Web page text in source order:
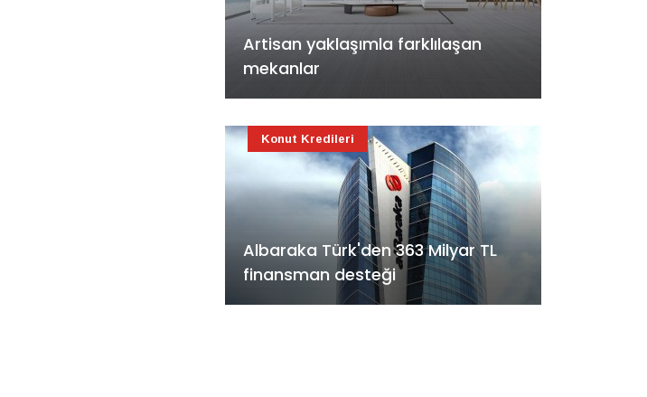
Artisan yaklaşımla farklılaşan
mekanlar
Albaraka Türk'den 363 Milyar TL
finansman desteği
Konut Kredileri